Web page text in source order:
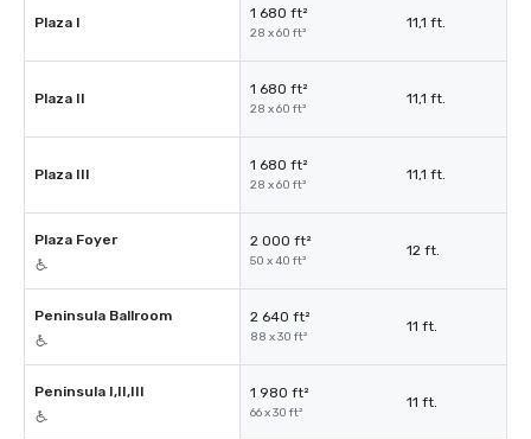
Plaza I
1 680 ft²
28 x 60 ft²
11,1 ft.
Plaza II
1 680 ft²
28 x 60 ft²
11,1 ft.
Plaza III
1 680 ft²
28 x 60 ft²
11,1 ft.
Plaza Foyer 2 000 ft²
50 x 40 ft²
12 ft.
Peninsula Ballroom 2 640 ft²
88 x 30 ft²
11 ft.
Peninsula I,II,III 1 980 ft²
66 x 30 ft²
11 ft.